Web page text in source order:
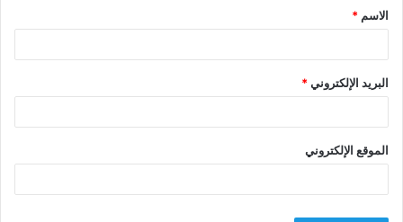
*
الاسم *
البريد الإلكتروني*
الموقع الإلكتروني